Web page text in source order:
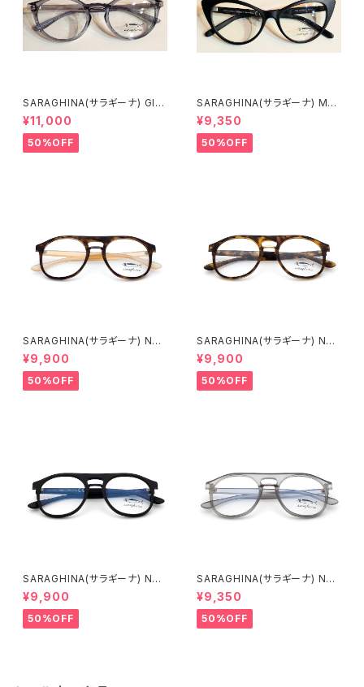
SARAGHINA(サラギーナ) GIL
DA53 261LV(メガネフレーム)
¥11,000
50%OFF
SARAGHINA(サラギーナ) MA
GALI 02V(メガネフレーム)
¥9,350
50%OFF
SARAGHINA(サラギーナ) NAN
DO VISTA 160V(メガネフレー
ム)
¥9,900
50%OFF
SARAGHINA(サラギーナ) NAN
DO VISTA 155V(メガネフレー
ム)
¥9,900
50%OFF
SARAGHINA(サラギーナ) NAN
DO VISTA 170V(メガネフレー
ム)
¥9,900
50%OFF
SARAGHINA(サラギーナ) NAN
DO VISTA 157V(メガネフレー
ム)
¥9,350
50%OFF